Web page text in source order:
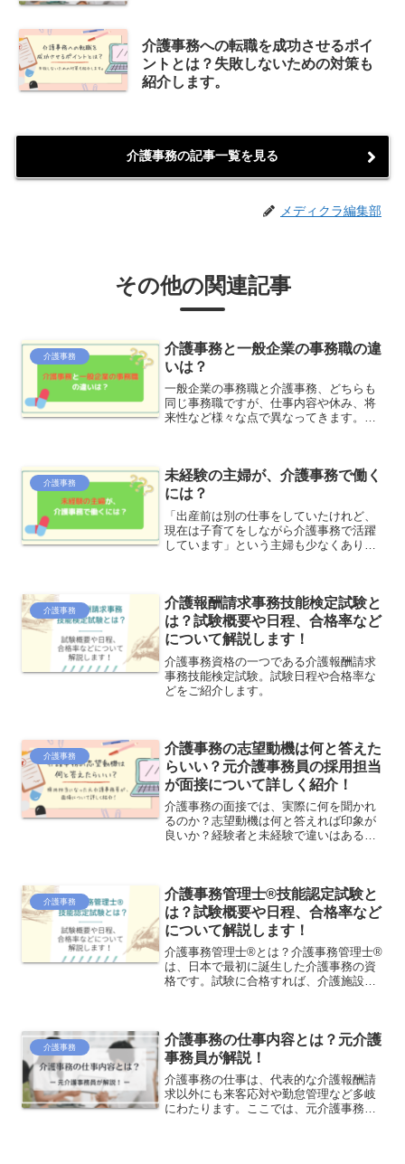
介護事務への転職を成功させるポイ
ントとは？失敗しないための対策も
紹介します。
介護事務の記事一覧を見る
メディクラ編集部
その他の関連記事
介護事務
介護事務と一般企業の事務職の違
いは？
一般企業の事務職と介護事務、どちらも
同じ事務職ですが、仕事内容や休み、将
来性など様々な点で異なってきます。ど
介護事務
未経験の主婦が、介護事務で働く
には？
「出産前は別の仕事をしていたけれど、
現在は子育てをしながら介護事務で活躍
しています」という主婦も少なくありま
ます。
介護事務
介護報酬請求事務技能検定試験と
は？試験概要や日程、合格率など
について解説します！
介護事務資格の一つである介護報酬請求
事務技能検定試験。試験日程や合格率な
どをご紹介します。
介護事務
介護事務の志望動機は何と答えた
らいい？元介護事務員の採用担当
が面接について詳しく紹介！
介護事務の面接では、実際に何を聞かれ
るのか？志望動機は何と答えれば印象が
良いか？経験者と未経験で違いはある
介護事務
介護事務管理士®技能認定試験と
は？試験概要や日程、合格率など
について解説します！
介護事務管理士®とは？介護事務管理士®
は、日本で最初に誕生した介護事務の資
格です。試験に合格すれば、介護施設の
成するための知識やスキル...
介護事務
介護事務の仕事内容とは？元介護
事務員が解説！
介護事務の仕事は、代表的な介護報酬請
求以外にも来客応対や勤怠管理など多岐
にわたります。ここでは、元介護事務員